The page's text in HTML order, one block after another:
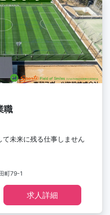
職
未来に残る仕事しません
町79-1
求人詳細